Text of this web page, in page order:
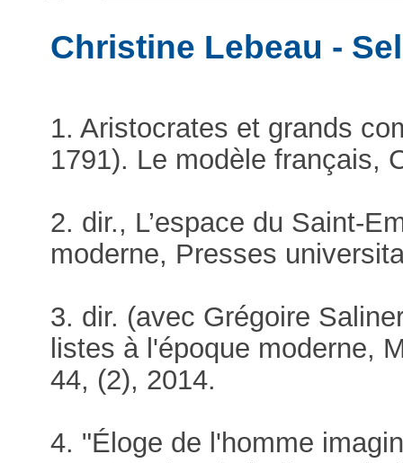
Christine Lebeau -
1. Aristocrates et grands
1791). Le modèle français,
2. dir., L’espace du Saint-
moderne, Presses
3. dir. (avec Grégoire
listes à l'époque moderne,
44, (2), 2014.
4. "Éloge de l'homme